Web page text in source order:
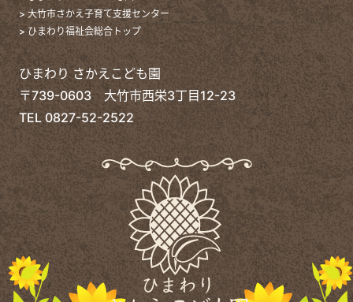
> 大竹市さかえ子育て支援センター
> ひまわり福祉会総合トップ
ひまわり さかえこども園
〒739-0603 大竹市西栄3丁目12-23
TEL0827-52-2522